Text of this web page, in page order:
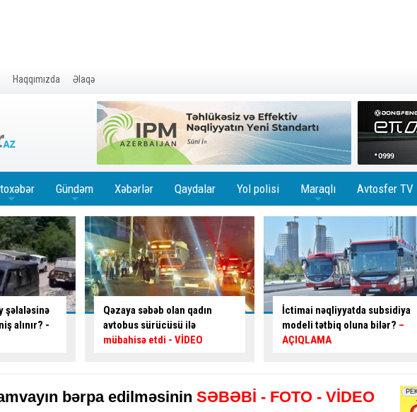
Haqqımızda Əlaqə
Gündəm Xəbərlər Qaydalar Yol polisi Maraqlı Avtosfer TV
qadın
ilə
İctimai nəqliyyatda subsidiya
modeli tətbiq oluna bilər?
AÇIQLAMA
Sürücü bu yolayrıcında hansı
istiqamətlərə hərəkət edə
bilər? -CAVAB VER, HƏDİYYƏ
bərpa edilməsinin SƏBƏBİ - FOTO - VİDEO